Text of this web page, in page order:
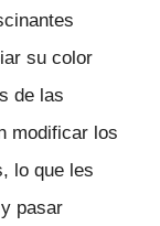
su color
de las
modificar los
lo que les
pasar